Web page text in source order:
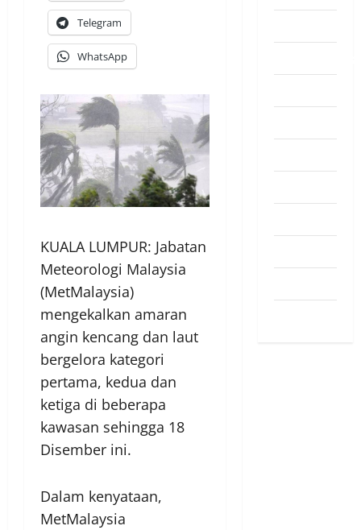
Telegram
WhatsApp
KUALA LUMPUR: Jabatan
Meteorologi Malaysia
(MetMalaysia)
mengekalkan amaran
angin kencang dan laut
bergelora kategori
pertama, kedua dan
ketiga di beberapa
kawasan sehingga 18
Disember ini.
Dalam kenyataan,
MetMalaysia